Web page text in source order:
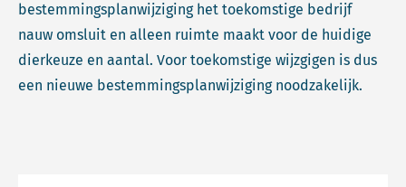
bestemmingsplanwijziging het toekomstige bedrijf
nauw omsluit en alleen ruimte maakt voor de huidige
dierkeuze en aantal. Voor toekomstige wijzgigen is dus
een nieuwe bestemmingsplanwijziging noodzakelijk.